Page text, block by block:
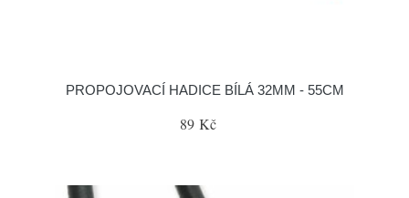
PROPOJOVACÍ HADICE BÍLÁ 32MM - 55CM
89 Kč